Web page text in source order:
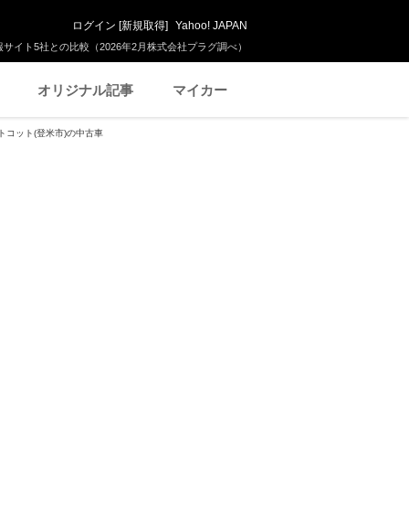
イト5社との比較（2026年2月株式会社プラグ調べ）
ログイン [新規取得] Yahoo! JAPAN
オリジナル記事 マイカー
コット(登米市)の中古車